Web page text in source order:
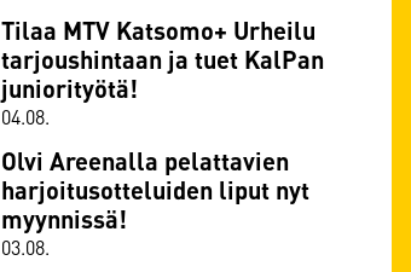
04.08.
Tilaa MTV Katsomo+ Urheilu
tarjoushintaan ja tuet KalPan
juniorityötä!
03.08.
Olvi Areenalla pelattavien
harjoitusotteluiden liput nyt
myynnissä!